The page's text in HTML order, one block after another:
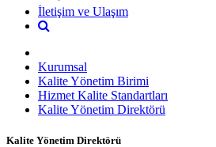
İletişim ve Ulaşım
Kurumsal
Kalite Yönetim Birimi
Hizmet Kalite Standartları
Kalite Yönetim Direktörü
Kalite Yönetim Direktörü